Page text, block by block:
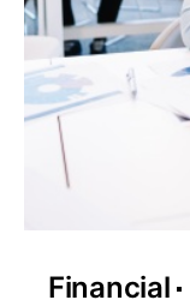
Financial